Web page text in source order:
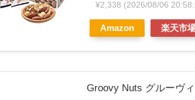
¥2,338 (2026/08/06
Amazon 楽天市
Groovy Nuts グルーヴ